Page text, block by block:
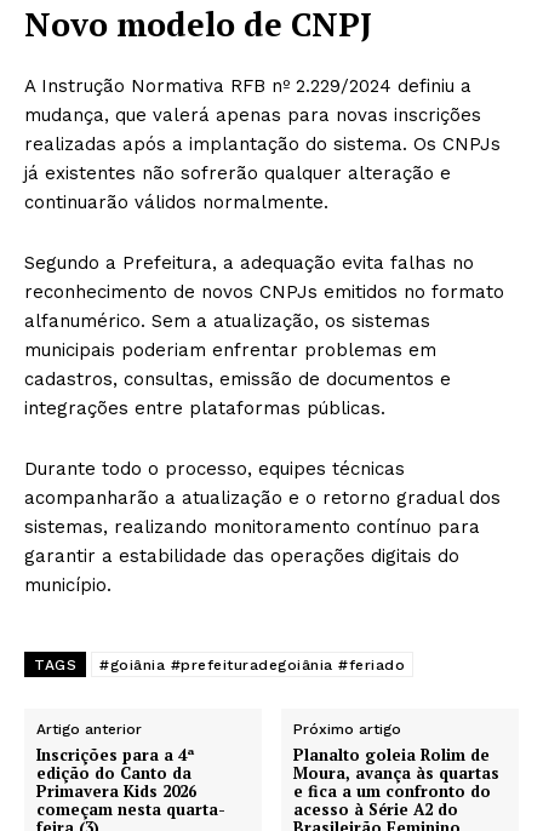
Novo modelo de CNPJ
A Instrução Normativa RFB nº 2.229/2024 definiu a
mudança, que valerá apenas para novas inscrições
realizadas após a implantação do sistema. Os CNPJs
já existentes não sofrerão qualquer alteração e
continuarão válidos normalmente.
Segundo a Prefeitura, a adequação evita falhas no
reconhecimento de novos CNPJs emitidos no formato
alfanumérico. Sem a atualização, os sistemas
municipais poderiam enfrentar problemas em
cadastros, consultas, emissão de documentos e
integrações entre plataformas públicas.
Durante todo o processo, equipes técnicas
acompanharão a atualização e o retorno gradual dos
sistemas, realizando monitoramento contínuo para
garantir a estabilidade das operações digitais do
município.
TAGS #goiânia #prefeituradegoiânia #feriado
Artigo anterior
Inscrições para a 4ª
edição do Canto da
Primavera Kids 2026
começam nesta quarta-
Próximo artigo
Planalto goleia Rolim de
Moura, avança às quartas
e fica a um confronto do
acesso à Série A2 do